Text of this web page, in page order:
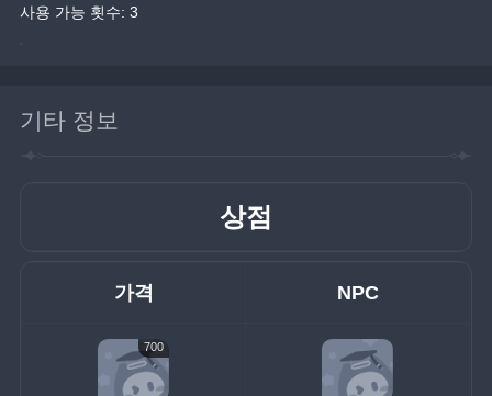
사용 가능 횟수: 3
기타 정보
상점
가격 NPC
700